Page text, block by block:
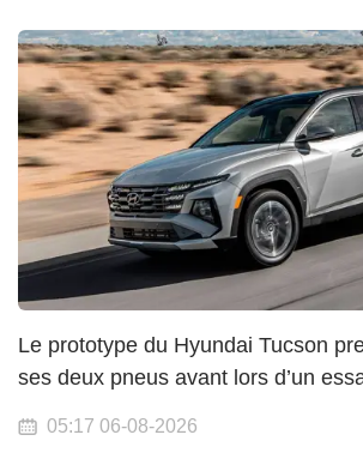
Le prototype du Hyundai Tucson
ses deux pneus avant lors d’un
05:17 06-08-2026